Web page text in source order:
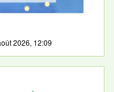
2026, 12:09